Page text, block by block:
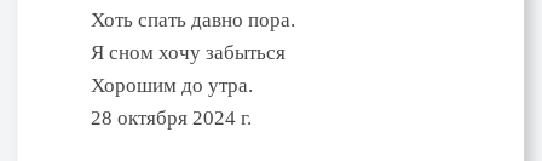
Хоть спать давно пора.
Я сном хочу забыться
Хорошим до утра.
28 октября 2024 г.